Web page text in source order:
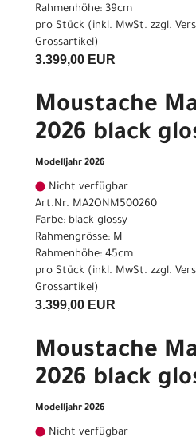
Rahmenhöhe: 39cm
pro Stück (inkl. MwSt. zzgl.
Grossartikel)
3.399,00 EUR
Moustache
2026 black
Modelljahr 2026
Nicht verfügbar
Art.Nr. MA2ONM500260
Farbe: black glossy
Rahmengrösse: M
Rahmenhöhe: 45cm
pro Stück (inkl. MwSt. zzgl.
Grossartikel)
3.399,00 EUR
Moustache
2026 black
Modelljahr 2026
Nicht verfügbar